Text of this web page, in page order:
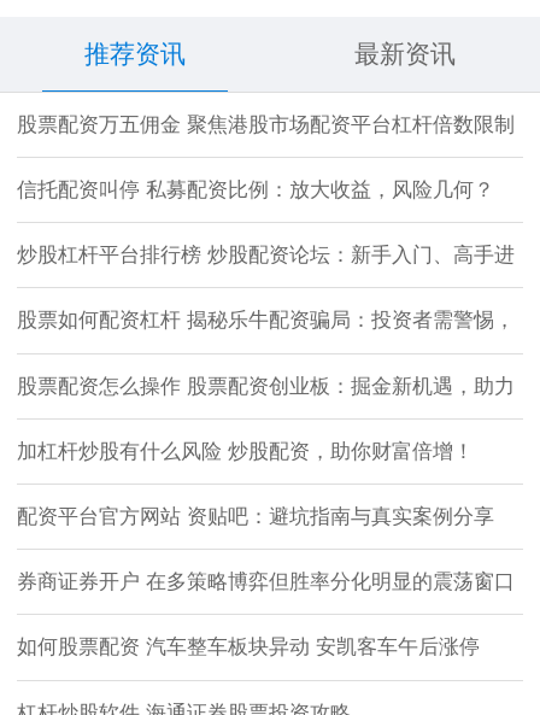
推荐资讯 最新资讯
股票配资万五佣金 聚焦港股市场配资平台杠杆倍数限制
信托配资叫停 私募配资比例：放大收益，风险几何？
炒股杠杆平台排行榜 炒股配资论坛：新手入门、高手进
股票如何配资杠杆 揭秘乐牛配资骗局：投资者需警惕，
股票配资怎么操作 股票配资创业板：掘金新机遇，助力
加杠杆炒股有什么风险 炒股配资，助你财富倍增！
配资平台官方网站 资贴吧：避坑指南与真实案例分享
券商证券开户 在多策略博弈但胜率分化明显的震荡窗口
如何股票配资 汽车整车板块异动 安凯客车午后涨停